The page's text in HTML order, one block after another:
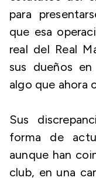
para
que esa
real del Real
sus dueños
algo que ahora
Sus
forma de
aunque han
club, en una